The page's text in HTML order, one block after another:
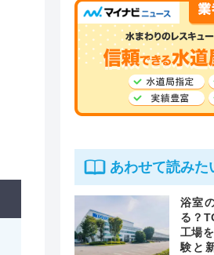
あわせて読みた
浴室
る？
工場
験と